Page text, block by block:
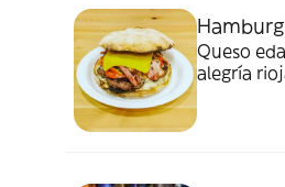
Queso
alegría